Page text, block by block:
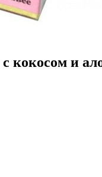
кокосом и